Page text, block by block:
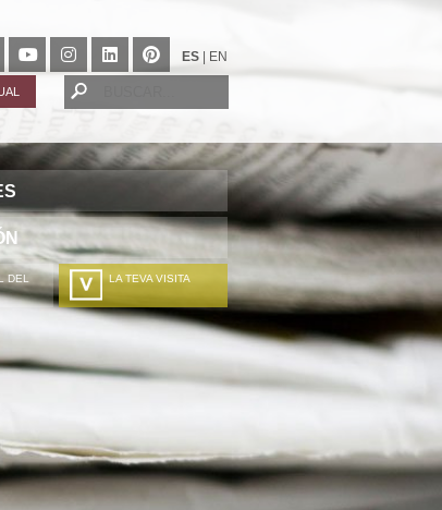
ES EN
DEL
LA TEVA VISITA
A TÚA VISITA
ZURE BISITALDIA
DEIN BESUCH
LA VOSTRA VISITA